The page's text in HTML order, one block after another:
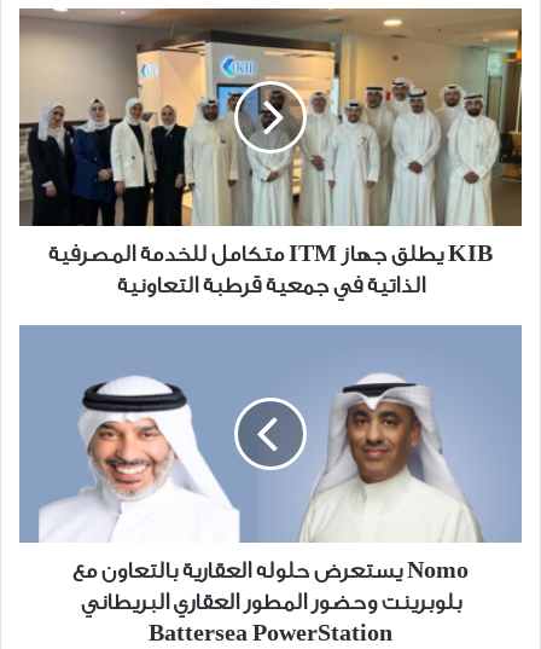
KIB
يطلق
جهاز
ITM
متكامل
للخدمة
المصرفية
الذاتية
جمعية
التعاونية
KIB يطلق جهاز ITM متكامل للخدمة المصرفية
الذاتية في جمعية قرطبة التعاونية
Nomo
بلوبرينت
وحضور
المطور
العقاري
البريطاني
Nomo يستعرض حلوله العقارية بالتعاون مع
بلوبرينت وحضور المطور العقاري البريطاني
Battersea PowerStation